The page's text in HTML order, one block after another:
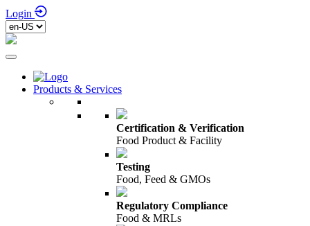
Login
Products & Services
Certification & Verification
Food Product & Facility
Testing
Food, Feed & GMOs
Regulatory Compliance
Food & MRLs